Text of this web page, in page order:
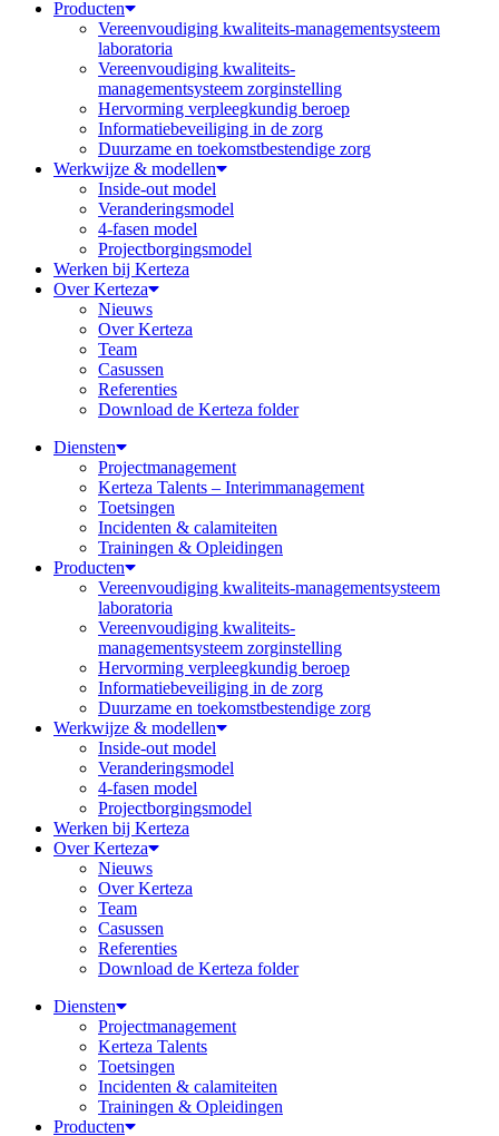
Producten
Vereenvoudiging kwaliteits-managementsysteem
laboratoria
Vereenvoudiging kwaliteits-
managementsysteem zorginstelling
Hervorming verpleegkundig beroep
Informatiebeveiliging in de zorg
Duurzame en toekomstbestendige zorg
Werkwijze & modellen
Inside-out model
Veranderingsmodel
4-fasen model
Projectborgingsmodel
Werken bij Kerteza
Over Kerteza
Nieuws
Over Kerteza
Team
Casussen
Referenties
Download de Kerteza folder
Diensten
Projectmanagement
Kerteza Talents – Interimmanagement
Toetsingen
Incidenten & calamiteiten
Trainingen & Opleidingen
Producten
Vereenvoudiging kwaliteits-managementsysteem
laboratoria
Vereenvoudiging kwaliteits-
managementsysteem zorginstelling
Hervorming verpleegkundig beroep
Informatiebeveiliging in de zorg
Duurzame en toekomstbestendige zorg
Werkwijze & modellen
Inside-out model
Veranderingsmodel
4-fasen model
Projectborgingsmodel
Werken bij Kerteza
Over Kerteza
Nieuws
Over Kerteza
Team
Casussen
Referenties
Download de Kerteza folder
Diensten
Projectmanagement
Kerteza Talents
Toetsingen
Incidenten & calamiteiten
Trainingen & Opleidingen
Producten